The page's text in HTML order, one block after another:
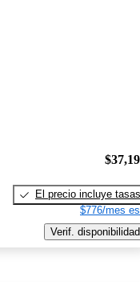
El precio incluye tasas
$776/mes
Verif. disponibilidad